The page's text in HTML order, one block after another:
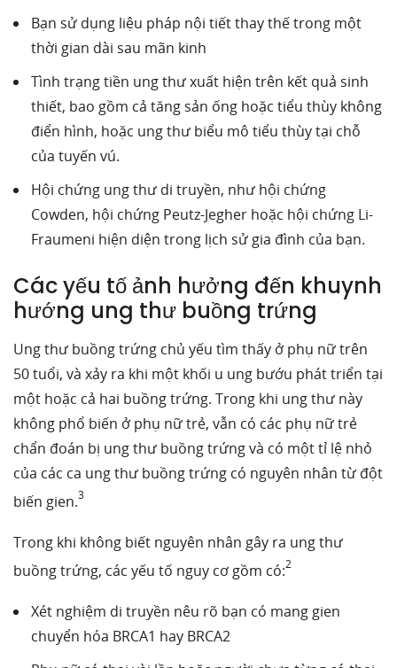
Bạn sử dụng liệu pháp nội tiết thay thế trong một
thời gian dài sau mãn kinh
Tình trạng tiền ung thư xuất hiện trên kết quả sinh
thiết, bao gồm cả tăng sản ống hoặc tiểu thùy không
điển hình, hoặc ung thư biểu mô tiểu thùy tại chỗ
của tuyến vú.
Hội chứng ung thư di truyền, như hội chứng
Cowden, hội chứng Peutz-Jegher hoặc hội chứng Li-
Fraumeni hiện diện trong lịch sử gia đình của bạn.
Các yếu tố ảnh hưởng đến khuynh
hướng ung thư buồng trứng
Ung thư buồng trứng chủ yếu tìm thấy ở phụ nữ trên
50 tuổi, và xảy ra khi một khối u ung bướu phát triển tại
một hoặc cả hai buồng trứng. Trong khi ung thư này
không phổ biến ở phụ nữ trẻ, vẫn có các phụ nữ trẻ
chẩn đoán bị ung thư buồng trứng và có một tỉ lệ nhỏ
của các ca ung thư buồng trứng có nguyên nhân từ đột
biến gien.3
Trong khi không biết nguyên nhân gây ra ung thư
buồng trứng, các yếu tố nguy cơ gồm có:2
Xét nghiệm di truyền nêu rõ bạn có mang gien
chuyển hóa BRCA1 hay BRCA2